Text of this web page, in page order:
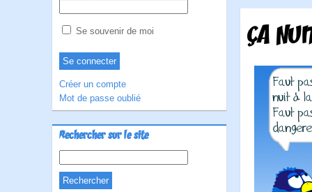
Se souvenir de moi
Créer un compte
Mot de passe oublié
Rechercher sur le site
ÇA